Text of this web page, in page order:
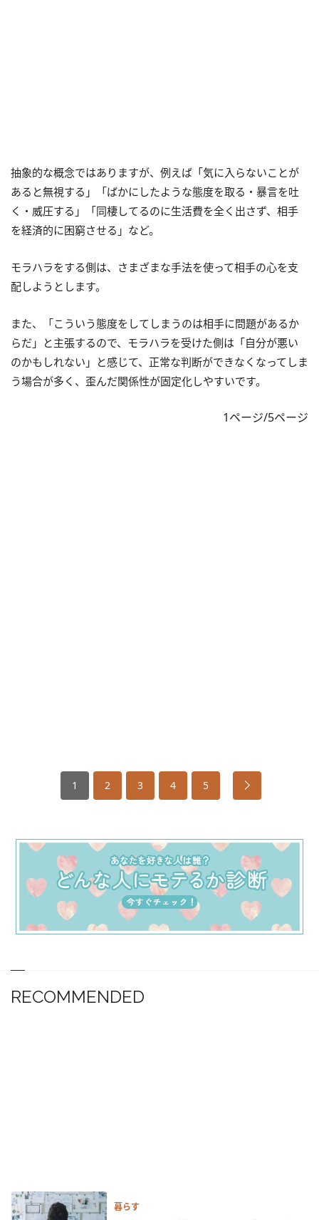
抽象的な概念ではありますが、例えば「気に入らないことが
あると無視する」「ばかにしたような態度を取る・暴言を吐
く・威圧する」「同棲してるのに生活費を全く出さず、相手
を経済的に困窮させる」など。
モラハラをする側は、さまざまな手法を使って相手の心を支
配しようとします。
また、「こういう態度をしてしまうのは相手に問題があるか
らだ」と主張するので、モラハラを受けた側は「自分が悪い
のかもしれない」と感じて、正常な判断ができなくなってしま
う場合が多く、歪んだ関係性が固定化しやすいです。
1ページ/5ページ
1 2 3 4 5
RECOMMENDED
暮らす